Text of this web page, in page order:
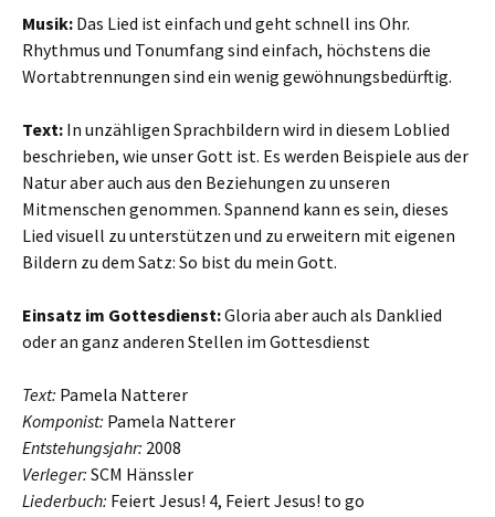
Musik: Das Lied ist einfach und geht schnell ins Ohr.
Rhythmus und Tonumfang sind einfach, höchstens die
Wortabtrennungen sind ein wenig gewöhnungsbedürftig.
Text: In unzähligen Sprachbildern wird in diesem Loblied
beschrieben, wie unser Gott ist. Es werden Beispiele aus der
Natur aber auch aus den Beziehungen zu unseren
Mitmenschen genommen. Spannend kann es sein, dieses
Lied visuell zu unterstützen und zu erweitern mit eigenen
Bildern zu dem Satz: So bist du mein Gott.
Einsatz im Gottesdienst:Gloria aber auch als Danklied
oder an ganz anderen Stellen im Gottesdienst
Text: Pamela Natterer
Komponist: Pamela Natterer
Entstehungsjahr: 2008
Verleger: SCM Hänssler
Liederbuch: Feiert Jesus! 4, Feiert Jesus! to go